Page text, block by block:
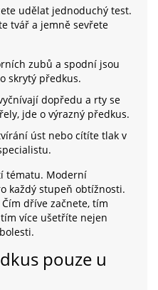
udělat jednoduchý test.
tvář a jemně sevřete
zubů a spodní jsou
skrytý předkus.
dopředu a rty se
jde o výrazný předkus.
úst nebo cítíte tlak v
tématu. Moderní
každý stupeň obtížnosti.
dříve začnete, tím
více ušetříte nejen
pouze u